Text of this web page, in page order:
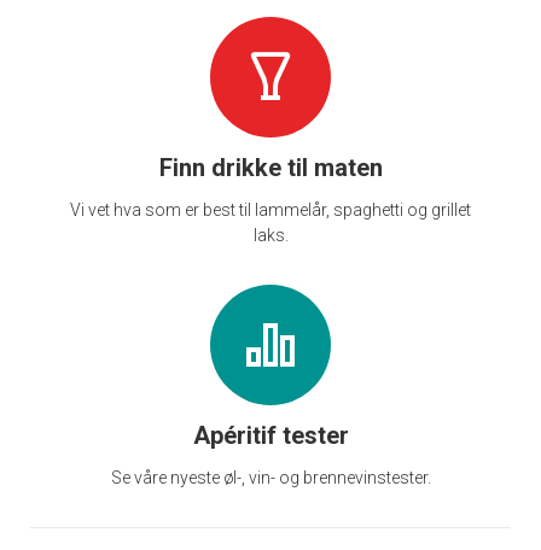
Finn drikke til maten
Vi vet hva som er best til lammelår, spaghetti og grillet
laks.
Apéritif tester
Se våre nyeste øl-, vin- og brennevinstester.